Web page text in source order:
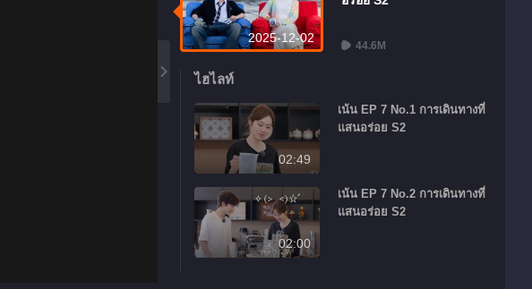
2025-12-02
44.6M
ไฮไลท์
02:49
เน้น EP 7 No.1 การเดินทางที่
แสนอร่อย S2
02:00
เน้น EP 7 No.2 การเดินทางที่
แสนอร่อย S2